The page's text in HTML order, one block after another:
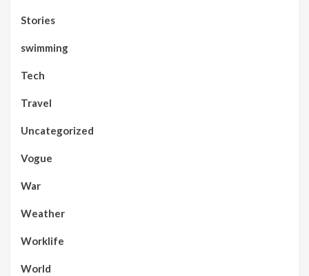
Stories
swimming
Tech
Travel
Uncategorized
Vogue
War
Weather
Worklife
World